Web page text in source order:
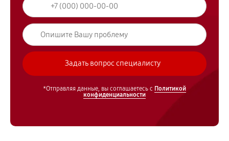
*Отправляя данные, вы соглашаетесь с Политикой
конфиденциальности